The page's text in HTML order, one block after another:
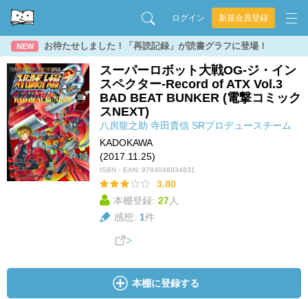
ログイン 新規会員登録
NEW お待たせしました！「再読記録」が読書グラフに登場！
スーパーロボット大戦OG‐ジ・イン
スペクター‐Record of ATX Vol.3
BAD BEAT BUNKER (電撃コミック
スNEXT)
八房龍之助 寺田貴信 SRプロデュースチーム
KADOKAWA
(2017.11.25)
ISBN・EAN: 9784048934831
3.80
本棚登録: 27人
感想: 1件
本棚に登録する